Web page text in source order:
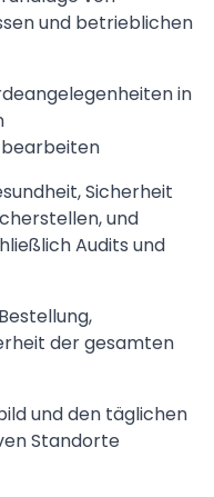
und betrieblichen
in
Sicherheit
und
Audits und
der gesamten
und den täglichen
Standorte